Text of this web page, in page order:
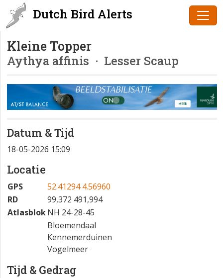
Dutch Bird Alerts
Kleine Topper
Aythya affinis · Lesser Scaup
Datum & Tijd
18-05-2026 15:09
Locatie
GPS
52.41294 4.56960
RD
99,372 491,994
AtlasblokNH 24-28-45
Bloemendaal
Kennemerduinen
Vogelmeer
Tijd & Gedrag